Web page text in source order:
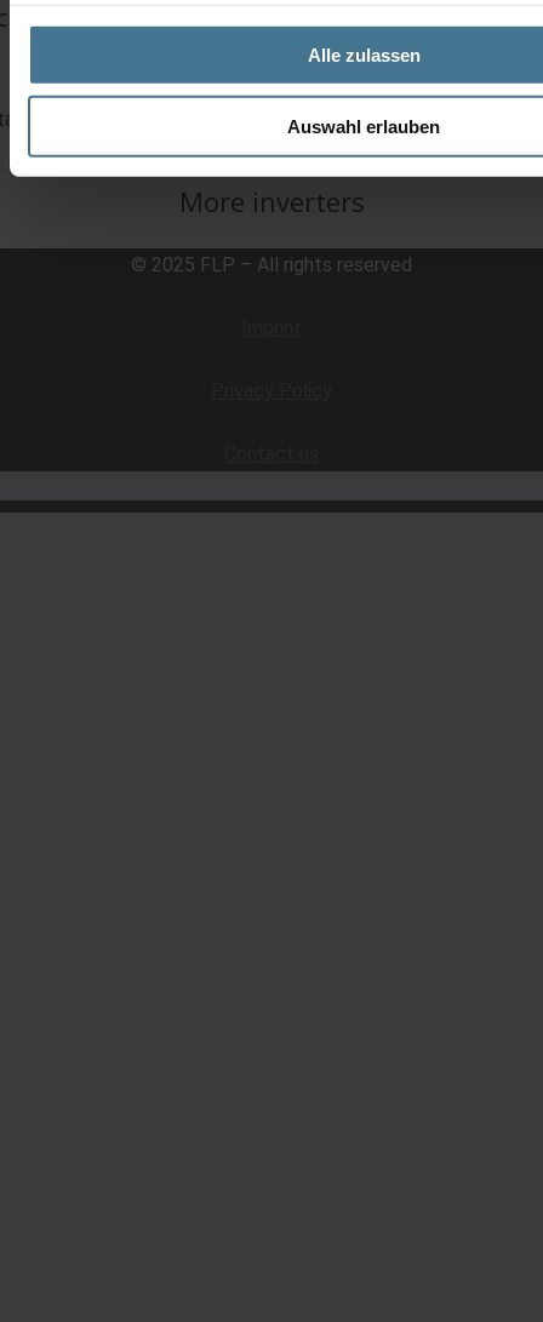
Alle zulassen
Auswahl erlauben
service
in Arca II elevators.
More inverters
© 2025 FLP – All rights reserved